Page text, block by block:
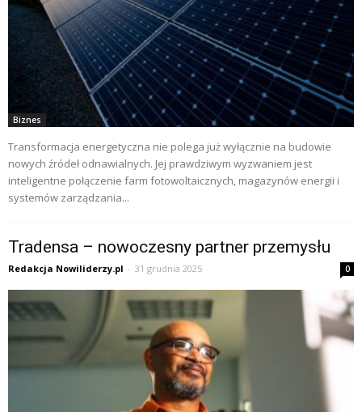
Biznes
Transformacja energetyczna nie polega już wyłącznie na budowie
nowych źródeł odnawialnych. Jej prawdziwym wyzwaniem jest
inteligentne połączenie farm fotowoltaicznych, magazynów energii i
systemów zarządzania...
Tradensa – nowoczesny partner przemysłu
Redakcja Nowiliderzy.pl - 31 grudnia 2025 0